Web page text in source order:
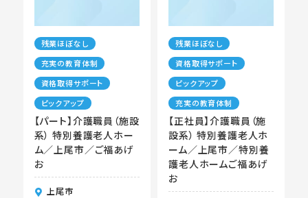
残業ほぼなし
充実の教育体制
資格取得サポート
ピックアップ
【パート】介護職員（施設
系） 特別養護老人ホー
ム／上尾市／ご福あげ
お
上尾市
残業ほぼなし
資格取得サポート
ピックアップ
充実の教育体制
【正社員】介護職員（施
設系） 特別養護老人ホ
ーム／上尾市／特別養
護老人ホームご福あげ
お